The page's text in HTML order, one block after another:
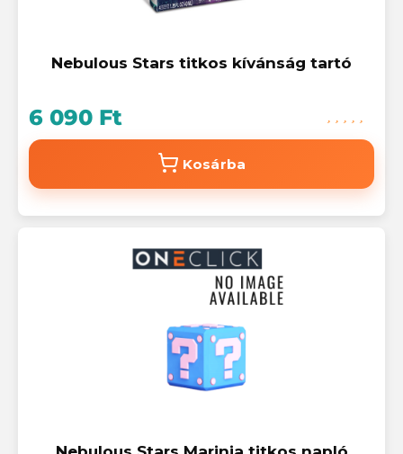
Nebulous Stars titkos kívánság tartó
6 090 Ft
Kosárba